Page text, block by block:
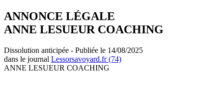
ANNONCE LÉGALE
ANNE LESUEUR COACHING
Dissolution anticipée - Publiée le 14/08/2025
dans le journal Lessorsavoyard.fr (74)
ANNE LESUEUR COACHING